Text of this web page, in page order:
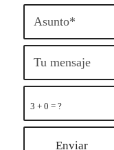
3 + 0 = ?